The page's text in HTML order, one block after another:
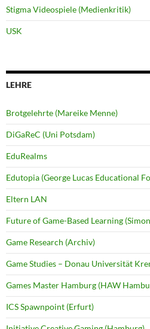
Stigma Videospiele (Medienkritik)
USK
LEHRE
Brotgelehrte (Mareike Menne)
DiGaReC (Uni Potsdam)
EduRealms
Edutopia (George Lucas Educational
Eltern LAN
Future of Game-Based Learning
Game Research (Archiv)
Game Studies – Donau Universität
Games Master Hamburg (HAW
ICS Spawnpoint (Erfurt)